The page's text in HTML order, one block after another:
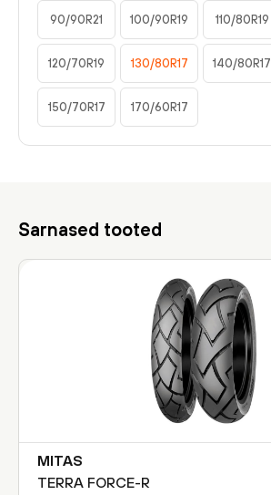
90/90R21 100/90R19 110/80R19
120/70R19 130/80R17 140/80R17
150/70R17 170/60R17
Sarnased tooted
MITAS
TERRA FORCE-R